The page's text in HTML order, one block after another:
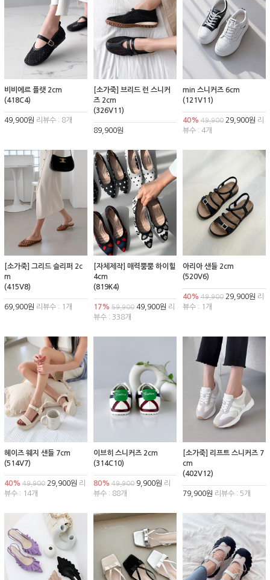
비비에르 플랫 2cm
(418C4)
49,900원 리뷰수 : 8개
[소가죽] 브리드 런 스니커
즈 2cm
(326V11)
89,900원
min 스니커즈 6cm
(121V11)
40% 49,90029,900원 리
뷰수 : 4개
[소가죽] 그리드 슬리퍼 2c
m
(415V8)
69,900원 리뷰수 : 1개
[자체제작] 매력뿜뿜 하이힐
4cm
(819K4)
17% 59,90049,900원 리
뷰수 : 338개
아리아 샌들 2cm
(520V6)
40% 49,90029,900원 리
뷰수 : 1개
헤이즈 웨지 샌들 7cm
(514V7)
40% 49,900 29,900원 리
뷰수 : 14개
이브히 스니커즈 2cm
(314C10)
80% 49,9009,900원 리
뷰수 : 88개
[소가죽] 리프트 스니커즈 7
cm
(402V12)
79,900원 리뷰수 : 5개